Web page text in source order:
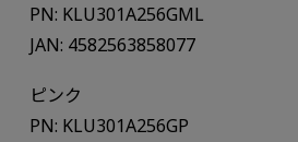
PN: KLU301A256GML
JAN: 4582563858077
ピンク
PN: KLU301A256GP